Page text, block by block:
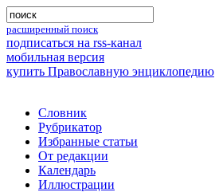
расширенный поиск
подписаться на rss-канал
мобильная версия
купить Православную энциклопедию
Словник
Рубрикатор
Избранные статьи
От редакции
Календарь
Иллюстрации